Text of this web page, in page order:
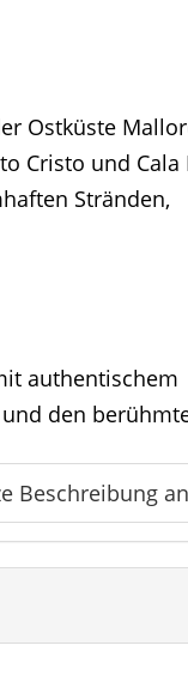
Ostküste
Cristo und
Stränden,
authentischem
den
Sandstrand,
Beschreibung